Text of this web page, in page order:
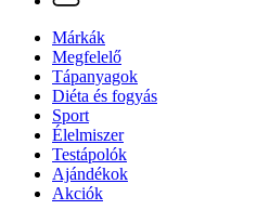
Márkák
Megfelelő
Tápanyagok
Diéta és fogyás
Sport
Élelmiszer
Testápolók
Ajándékok
Akciók